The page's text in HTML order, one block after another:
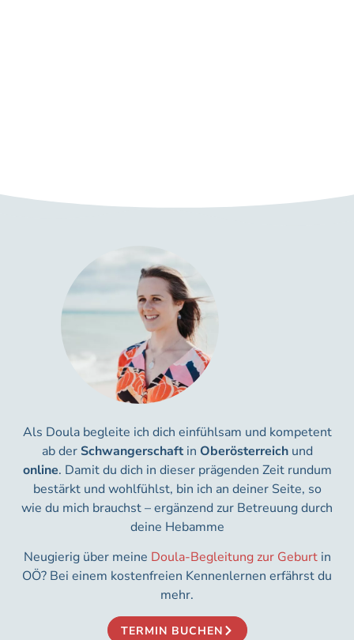
Als Doula begleite ich dich einfühlsam und kompetent
ab der Schwangerschaftin Oberösterreichund
online. Damit du dich in dieser prägenden Zeit rundum
bestärkt und wohlfühlst, bin ich an deiner Seite, so
wie du mich brauchst – ergänzend zur Betreuung durch
deine Hebamme
Neugierig über meine Doula-Begleitung zur Geburtin
OÖ? Bei einem kostenfreien Kennenlernen erfährst du
mehr.
TERMIN BUCHEN